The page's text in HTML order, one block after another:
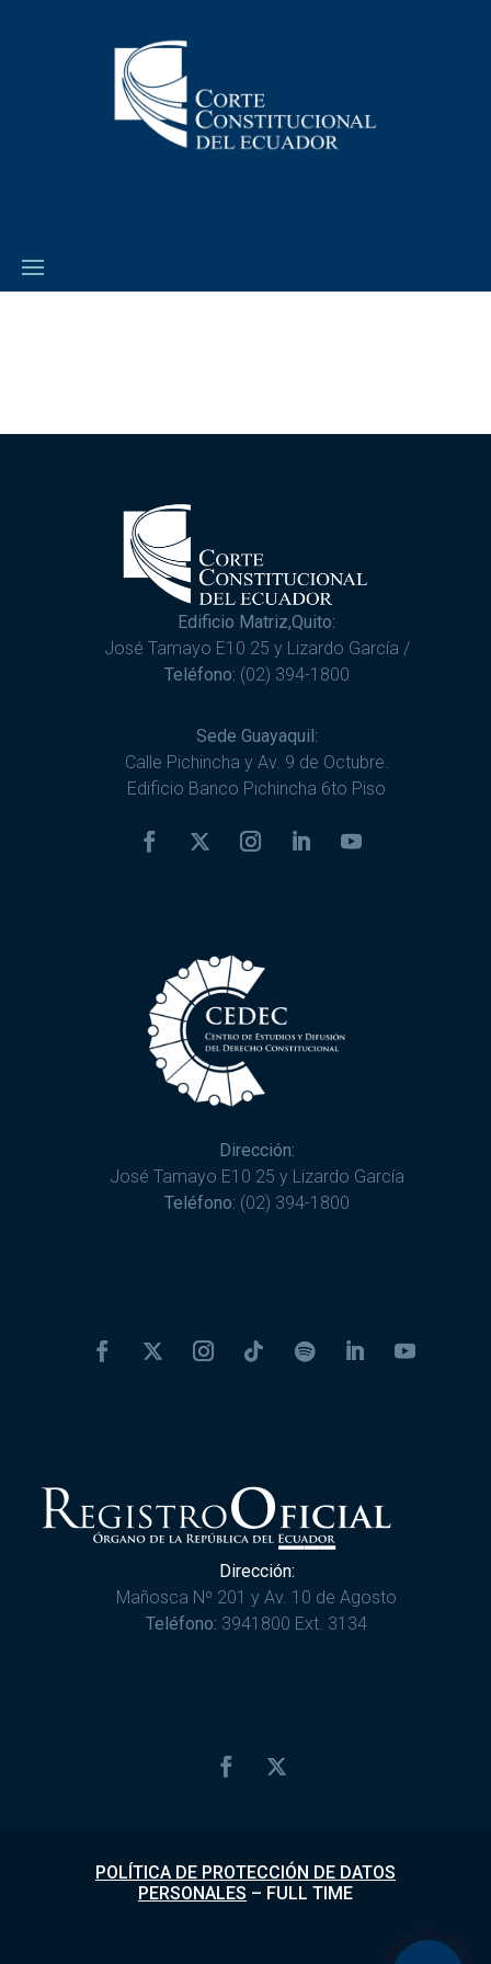
Edificio Matriz,Quito:
José Tamayo E10 25 y Lizardo García /
Teléfono: (02) 394-1800
Sede Guayaquil:
Calle Pichincha y Av. 9 de Octubre.
Edificio Banco Pichincha 6to Piso
Dirección:
José Tamayo E10 25 y Lizardo García
Teléfono: (02) 394-1800
Dirección:
Mañosca Nº 201 y Av. 10 de Agosto
Teléfono: 3941800 Ext. 3134
POLÍTICA DE PROTECCIÓN DE DATOS
PERSONALES – FULL TIME